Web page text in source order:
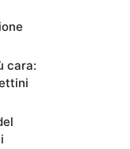
cara: